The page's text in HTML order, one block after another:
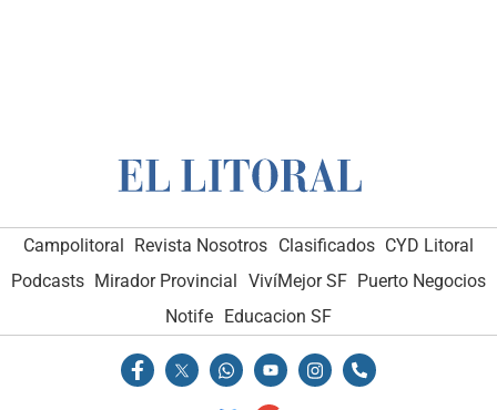
Campolitoral Revista Nosotros Clasificados CYD Litoral
Podcasts Mirador Provincial VivíMejor SF Puerto Negocios
Notife Educacion SF